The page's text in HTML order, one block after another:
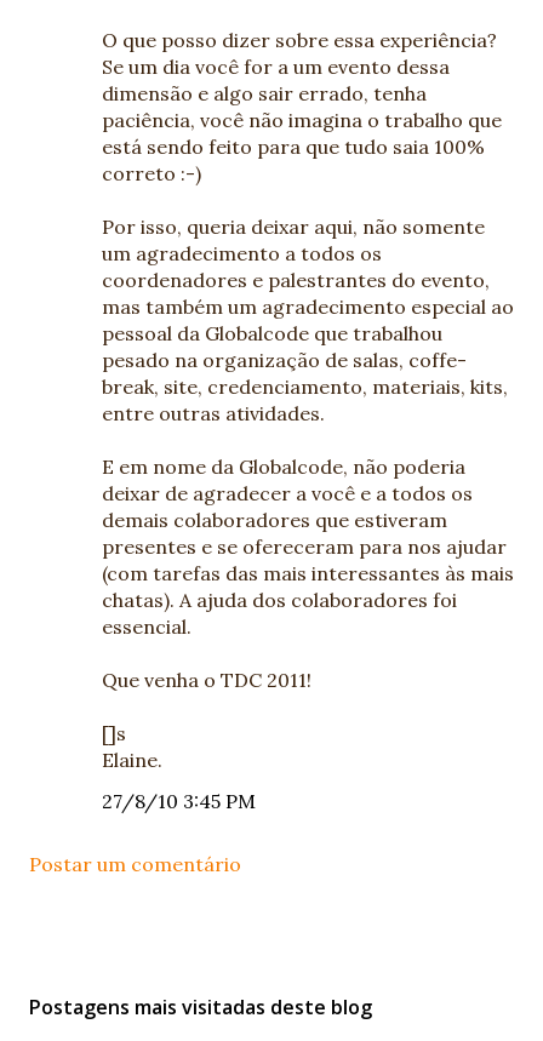
O que posso dizer sobre essa experiência?
Se um dia você for a um evento dessa
dimensão e algo sair errado, tenha
paciência, você não imagina o trabalho que
está sendo feito para que tudo saia 100%
correto :-)
Por isso, queria deixar aqui, não somente
um agradecimento a todos os
coordenadores e palestrantes do evento,
mas também um agradecimento especial ao
pessoal da Globalcode que trabalhou
pesado na organização de salas, coffe-
break, site, credenciamento, materiais, kits,
entre outras atividades.
E em nome da Globalcode, não poderia
deixar de agradecer a você e a todos os
demais colaboradores que estiveram
presentes e se ofereceram para nos ajudar
(com tarefas das mais interessantes às mais
chatas). A ajuda dos colaboradores foi
essencial.
Que venha o TDC 2011!
[]s
Elaine.
27/8/10 3:45 PM
Postar um comentário
Postagens mais visitadas deste blog